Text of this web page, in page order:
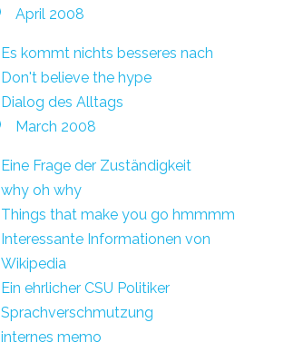
April 2008
Es kommt nichts besseres nach
Don't believe the hype
Dialog des Alltags
March 2008
Eine Frage der Zuständigkeit
why oh why
Things that make you go hmmmm
Interessante Informationen von
Wikipedia
Ein ehrlicher CSU Politiker
Sprachverschmutzung
internes memo